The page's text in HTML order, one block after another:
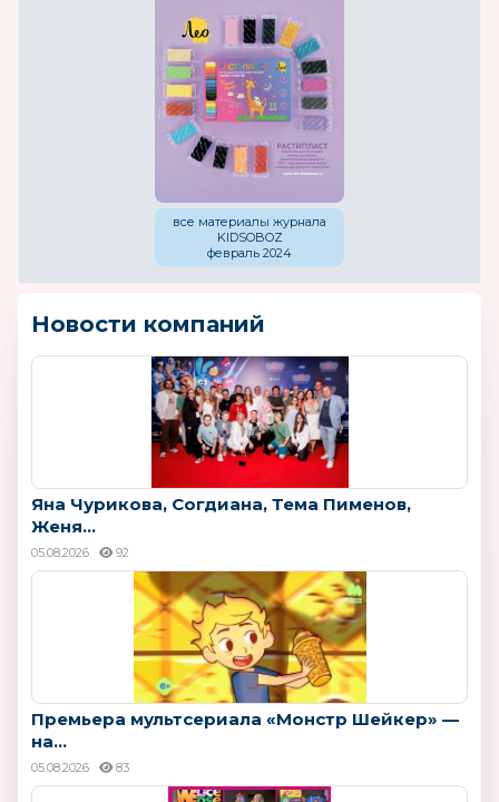
все материалы журнала
KIDSOBOZ
февраль 2024
Новости компаний
Яна Чурикова, Согдиана, Тема Пименов,
Женя...
05.08.2026 92
Премьера мультсериала «Монстр Шейкер» —
на...
05.08.2026 83